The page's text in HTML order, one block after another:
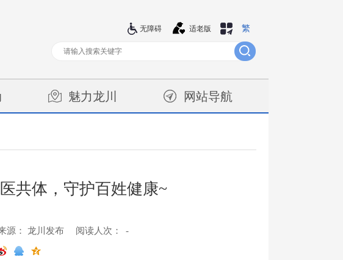
繁
适老版
无障碍
魅力龙川 网站导航
共体，守护百姓健康~
源： 龙川发布 阅读人次： -